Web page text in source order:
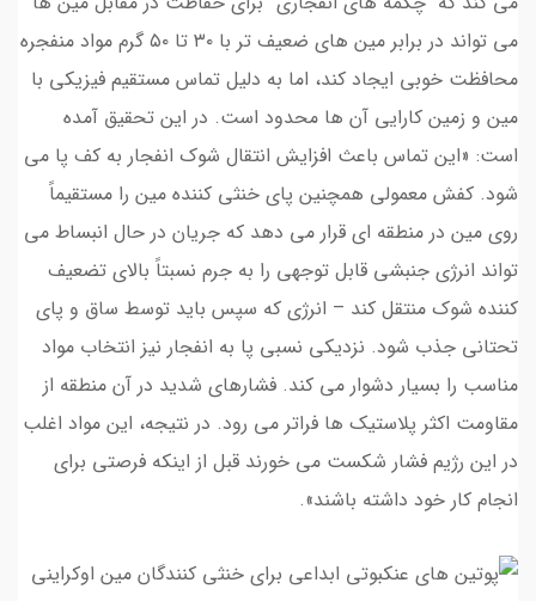
می تواند در برابر مین های ضعیف تر با ۳۰ تا ۵۰ گرم مواد منفجره
محافظت خوبی ایجاد کند، اما به دلیل تماس مستقیم فیزیکی با
مین و زمین کارایی آن ها محدود است. در این تحقیق آمده
است: «این تماس باعث افزایش انتقال شوک انفجار به کف پا می
شود. کفش معمولی همچنین پای خنثی کننده مین را مستقیماً
روی مین در منطقه ای قرار می دهد که جریان در حال انبساط می
تواند انرژی جنبشی قابل توجهی را به جرم نسبتاً بالای تضعیف
کننده شوک منتقل کند – انرژی که سپس باید توسط ساق و پای
تحتانی جذب شود. نزدیکی نسبی پا به انفجار نیز انتخاب مواد
مناسب را بسیار دشوار می کند. فشارهای شدید در آن منطقه از
مقاومت اکثر پلاستیک ها فراتر می رود. در نتیجه، این مواد اغلب
در این رژیم فشار شکست می خورند قبل از اینکه فرصتی برای
انجام کار خود داشته باشند».